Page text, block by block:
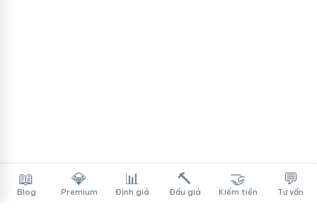
📖
Blog
💎
Premium
📊
Định giá
🔨
Đấu giá
🤝
Kiếm tiền
💬
Tư vấn